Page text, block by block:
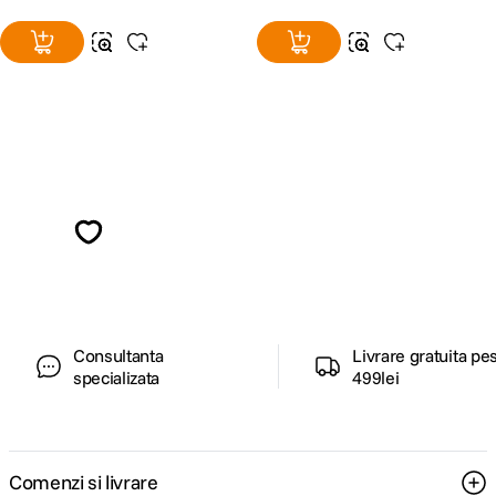
Consultanta
specializata
Livrare gratuita
499lei
Comenzi si livrare